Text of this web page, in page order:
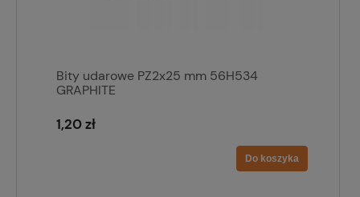
Bity udarowe PZ2x25 mm 56H534
GRAPHITE
1,20 zł
Do koszyka